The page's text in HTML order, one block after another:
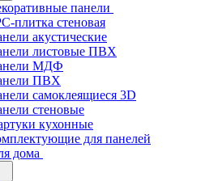
панели
плитка стеновая
акустические
листовые ПВХ
МДФ
ПВХ
самоклеящиеся 3D
стеновые
кухонные
для панелей
дома